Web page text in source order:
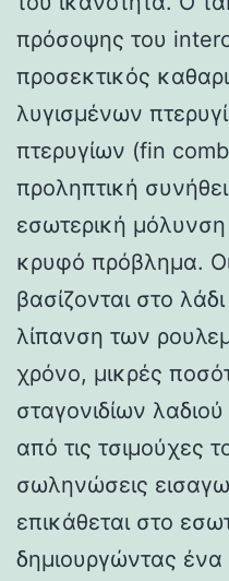
πρόσοψης του
προσεκτικός
λυγισμένων
πτερυγίων (fin
προληπτική
εσωτερική
κρυφό πρόβλημα.
βασίζονται στο
λίπανση των
χρόνο, μικρές
σταγονιδίων
από τις τσιμούχες
σωληνώσεις
επικάθεται στο
δημιουργώντας ένα